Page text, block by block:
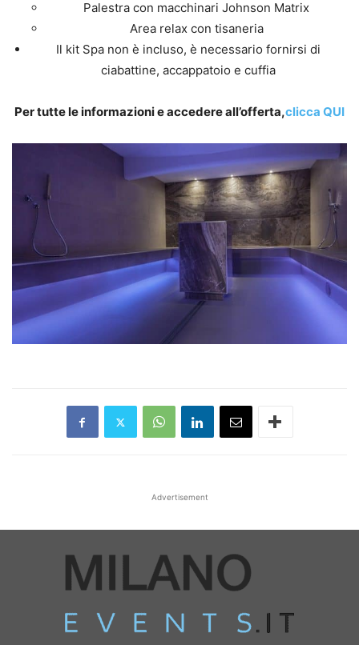
Palestra con macchinari Johnson Matrix
Area relax con tisaneria
Il kit Spa non è incluso, è necessario fornirsi di
ciabattine, accappatoio e cuffia
Per tutte le informazioni e accedere all’offerta,clicca QUI
Advertisement